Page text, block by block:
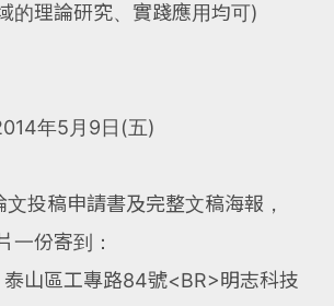
的理論研究、實踐應用均可)
年5月9日(五)
文投稿申請書及完整文稿海報，
一份寄到：
山區工專路84號<BR>明志科技